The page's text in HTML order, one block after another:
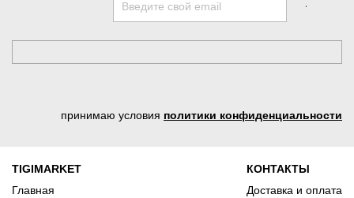
принимаю условия политики конфиденциальности
TIGIMARKET
Главная
КОНТАКТЫ
Доставка и оплата